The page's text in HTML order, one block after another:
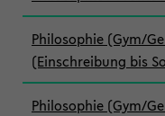
Philosophie (Gym/
(Einschreibung bis
Philosophie (Gym/